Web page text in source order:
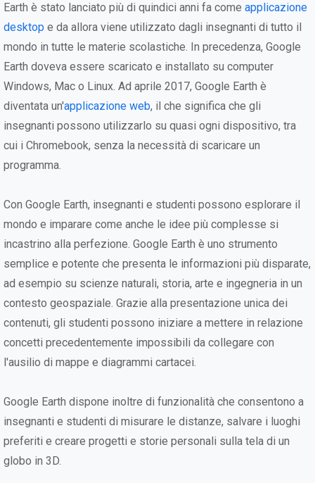
Earth è stato lanciato più di quindici anni fa come applicazione
desktop e da allora viene utilizzato dagli insegnanti di tutto il
mondo in tutte le materie scolastiche. In precedenza, Google
Earth doveva essere scaricato e installato su computer
Windows, Mac o Linux. Ad aprile 2017, Google Earth è
diventata un'applicazione web, il che significa che gli
insegnanti possono utilizzarlo su quasi ogni dispositivo, tra
cui i Chromebook, senza la necessità di scaricare un
programma.
Con Google Earth, insegnanti e studenti possono esplorare il
mondo e imparare come anche le idee più complesse si
incastrino alla perfezione. Google Earth è uno strumento
semplice e potente che presenta le informazioni più disparate,
ad esempio su scienze naturali, storia, arte e ingegneria in un
contesto geospaziale. Grazie alla presentazione unica dei
contenuti, gli studenti possono iniziare a mettere in relazione
concetti precedentemente impossibili da collegare con
l'ausilio di mappe e diagrammi cartacei.
Google Earth dispone inoltre di funzionalità che consentono a
insegnanti e studenti di misurare le distanze, salvare i luoghi
preferiti e creare progetti e storie personali sulla tela di un
globo in 3D.